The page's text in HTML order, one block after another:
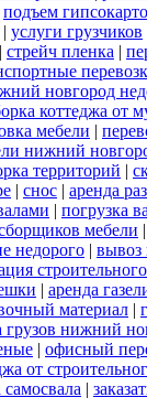
подъем
| услуги грузчиков
| стрейч пленка |
новгород
коттеджа от
мебели |
нижний
территорий |
| снос | аренда
| погрузка
мебели |
недорого | вывоз
| аренда
материал |
грузов нижний
| офисный
от
самосвала |